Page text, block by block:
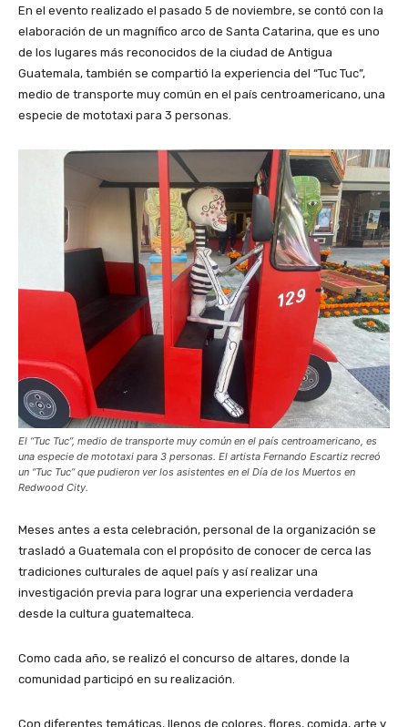
En el evento realizado el pasado 5 de noviembre, se contó con la
elaboración de un magnífico arco de Santa Catarina, que es uno
de los lugares más reconocidos de la ciudad de Antigua
Guatemala, también se compartió la experiencia del “Tuc Tuc”,
medio de transporte muy común en el país centroamericano, una
especie de mototaxi para 3 personas.
El “Tuc Tuc”, medio de transporte muy común en el país centroamericano, es
una especie de mototaxi para 3 personas. El artista Fernando Escartiz recreó
un “Tuc Tuc” que pudieron ver los asistentes en el Día de los Muertos en
Redwood City.
Meses antes a esta celebración, personal de la organización se
trasladó a Guatemala con el propósito de conocer de cerca las
tradiciones culturales de aquel país y así realizar una
investigación previa para lograr una experiencia verdadera
desde la cultura guatemalteca.
Como cada año, se realizó el concurso de altares, donde la
comunidad participó en su realización.
Con diferentes temáticas, llenos de colores, flores, comida, arte y